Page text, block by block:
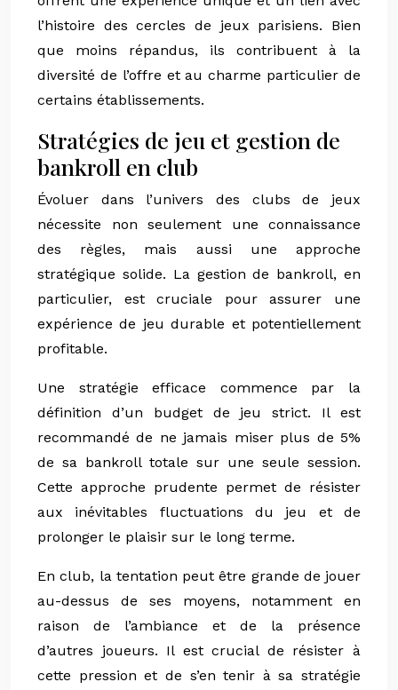
l’histoire des cercles de jeux parisiens. Bien
que moins répandus, ils contribuent à la
diversité de l’offre et au charme particulier de
certains établissements.
Stratégies de jeu et gestion de
bankroll en club
Évoluer dans l’univers des clubs de jeux
nécessite non seulement une connaissance
des règles, mais aussi une approche
stratégique solide. La gestion de bankroll, en
particulier, est cruciale pour assurer une
expérience de jeu durable et potentiellement
profitable.
Une stratégie efficace commence par la
définition d’un budget de jeu strict. Il est
recommandé de ne jamais miser plus de 5%
de sa bankroll totale sur une seule session.
Cette approche prudente permet de résister
aux inévitables fluctuations du jeu et de
prolonger le plaisir sur le long terme.
En club, la tentation peut être grande de jouer
au-dessus de ses moyens, notamment en
raison de l’ambiance et de la présence
d’autres joueurs. Il est crucial de résister à
cette pression et de s’en tenir à sa stratégie